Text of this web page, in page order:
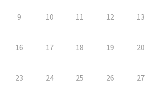
9 10 11 12 13
16 17 18 19 20
23 24 25 26 27